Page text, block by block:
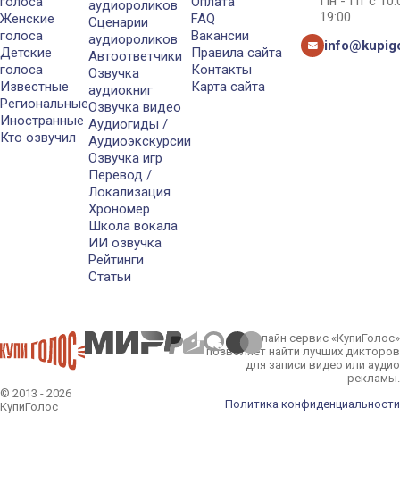
Женские
голоса
Детские
голоса
Известные
Региональные
Иностранные
Кто озвучил
аудиороликов
Сценарии
аудиороликов
Автоответчики
Озвучка
аудиокниг
Озвучка видео
Аудиогиды /
Аудиоэкскурсии
Озвучка игр
Перевод /
Локализация
Хрономер
Школа вокала
ИИ озвучка
Рейтинги
Статьи
FAQ
Вакансии
Правила сайта
Контакты
Карта сайта
19:00
© 2013 - 2026
КупиГолос
Онлайн сервис «КупиГолос»
позволяет найти лучших дикторов
для записи видео или аудио
рекламы.
Политика конфиденциальности